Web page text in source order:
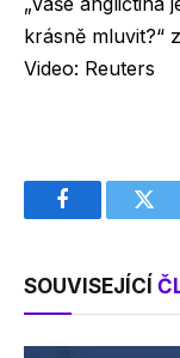
krásně mluvit?“
Video: Reuters
Facebook
SOUVISEJÍCÍ